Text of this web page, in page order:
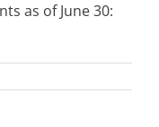
as of June 30: